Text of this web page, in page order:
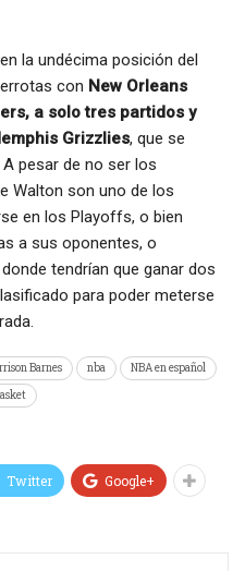
la undécima posición del
con New Orleans
a solo tres partidos y
Grizzlies, que se
pesar de no ser los
Walton son uno de los
en los Playoffs, o bien
a sus oponentes, o
tendrían que ganar dos
para poder meterse
Barnes nba
NBA en español
Twitter Google+